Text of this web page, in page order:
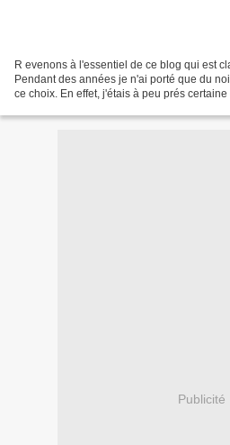
R evenons à l'essentiel de ce blog qui est
Pendant des années je n'ai porté que du
ce choix. En effet, j'étais à peu prés
Publicité